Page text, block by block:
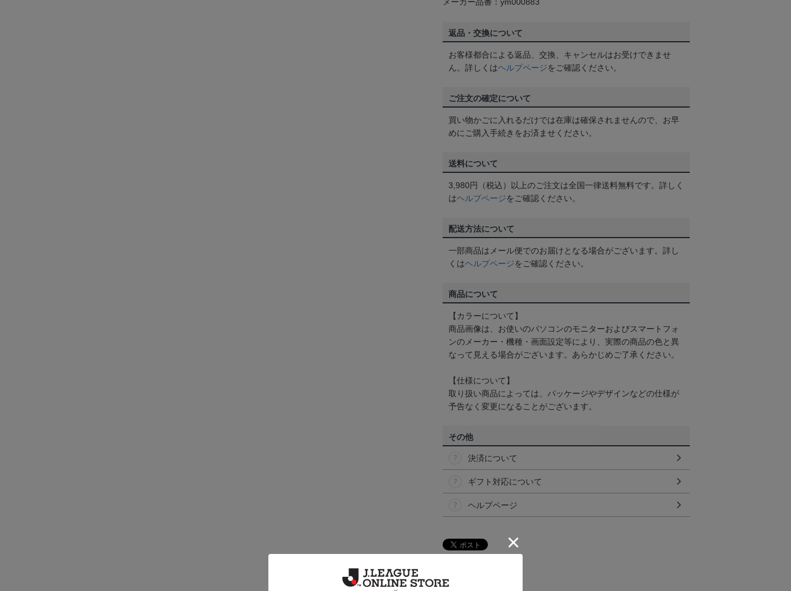
返品・交換について
お客様都合による返品、交換、キャンセルはお受けできませ
ん。詳しくはヘルプページをご確認ください。
ご注文の確定について
買い物かごに入れるだけでは在庫は確保されませんので、お早
めにご購入手続きをお済ませください。
送料について
3,980円（税込）以上のご注文は全国一律送料無料です。詳しく
はヘルプページをご確認ください。
配送方法について
一部商品はメール便でのお届けとなる場合がございます。詳し
くはヘルプページをご確認ください。
商品について
【カラーについて】
商品画像は、お使いのパソコンのモニターおよびスマートフォ
ンのメーカー・機種・画面設定等により、実際の商品の色と異
なって見える場合がございます。あらかじめご了承ください。
【仕様について】
取り扱い商品によっては、パッケージやデザインなどの仕様が
予告なく変更になることがございます。
その他
決済について
ギフト対応について
ヘルプページ